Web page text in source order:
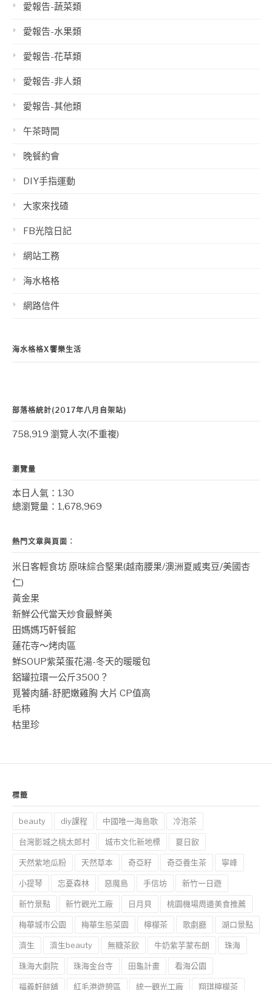
愛報告-蔬菜類
愛報告-水果類
愛報告-花草類
愛報告-非人類
愛報告-其他類
午茶時間
晚餐約會
DIY手指運動
大家來找碴
FB光陰日記
網站工務
海水格格
網路信件
海水格格X饗樂生活
部落格統計(2017年八月自架站)
758,919 瀏覽人次(不重複)
瀏覽量
本日人氣：130
總瀏覽量：1,678,969
熱門文章與頁面︰
米日客輕食坊 原味綜合堅果(越南腰果/澳洲夏威夷豆/美國杏
仁)
黃金果
新鮮公代當天炒食最鮮美
田媽媽巧軒餐館
蓮花寺～烤肉區
鮮SOUP紫菜蛋花湯-冬天的暖暖包
鋁罐拉環一公斤3500？
覓饕肉舖-舒肥嫩雞胸 大片 CP值高
毛柿
枯里珍
標籤
beauty diy課程 中國唯一海島歌 冷泡茶
台灣影城之桃太郎村 城市文化新地標 夏日飲
天然紫地瓜粉 天然草本 奇亞籽 奇亞養生茶 寧峰
小提琴 忘憂森林 惡魔島 手信坊 新竹一日遊
新竹景點 新竹觀光工廠 日月貝 桃園機場周邊美食推薦
梅華城市公園 梅華生態菜園 檸檬茶 歌劇廳 湖口景點
濟生 濟生beauty 無糖茶飲 牛奶紫芋蒙布朗 珠海
珠海大劇院 珠海金台寺 田龜計畫 看海公園
福義軒餅舖 紅毛港遊憩區 統一觀光工廠 翔琪檸檬茶